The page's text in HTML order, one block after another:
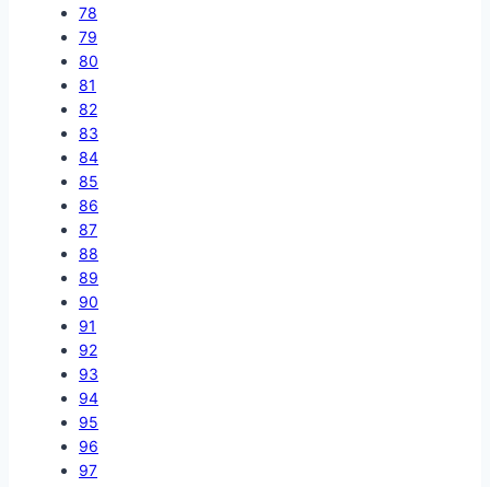
78
79
80
81
82
83
84
85
86
87
88
89
90
91
92
93
94
95
96
97